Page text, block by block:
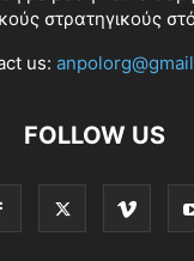
στρατηγικούς
us:
FOLLOW US